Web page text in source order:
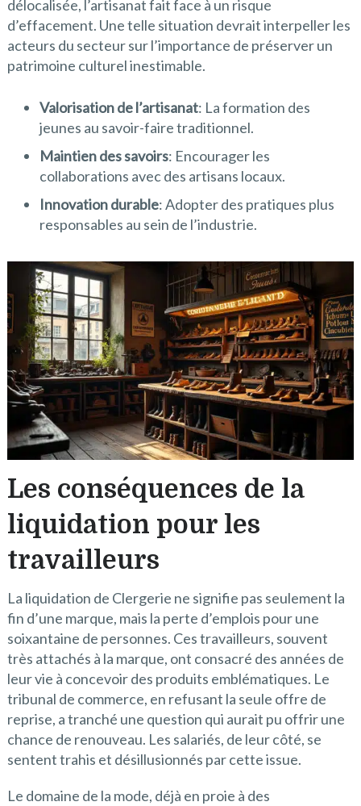
délocalisée, l’artisanat fait face à un risque
d’effacement. Une telle situation devrait interpeller les
acteurs du secteur sur l’importance de préserver un
patrimoine culturel inestimable.
Valorisation de l’artisanat: La formation des
jeunes au savoir-faire traditionnel.
Maintien des savoirs: Encourager les
collaborations avec des artisans locaux.
Innovation durable: Adopter des pratiques plus
responsables au sein de l’industrie.
Les conséquences de la
liquidation pour les
travailleurs
La liquidation de Clergerie ne signifie pas seulement la
fin d’une marque, mais la perte d’emplois pour une
soixantaine de personnes. Ces travailleurs, souvent
très attachés à la marque, ont consacré des années de
leur vie à concevoir des produits emblématiques. Le
tribunal de commerce, en refusant la seule offre de
reprise, a tranché une question qui aurait pu offrir une
chance de renouveau. Les salariés, de leur côté, se
sentent trahis et désillusionnés par cette issue.
Le domaine de la mode, déjà en proie à des